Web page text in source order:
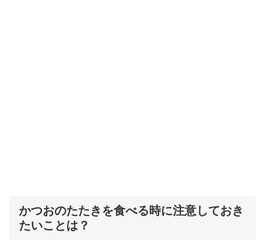
かつおのたたきを食べる時に注意しておき
たいことは？